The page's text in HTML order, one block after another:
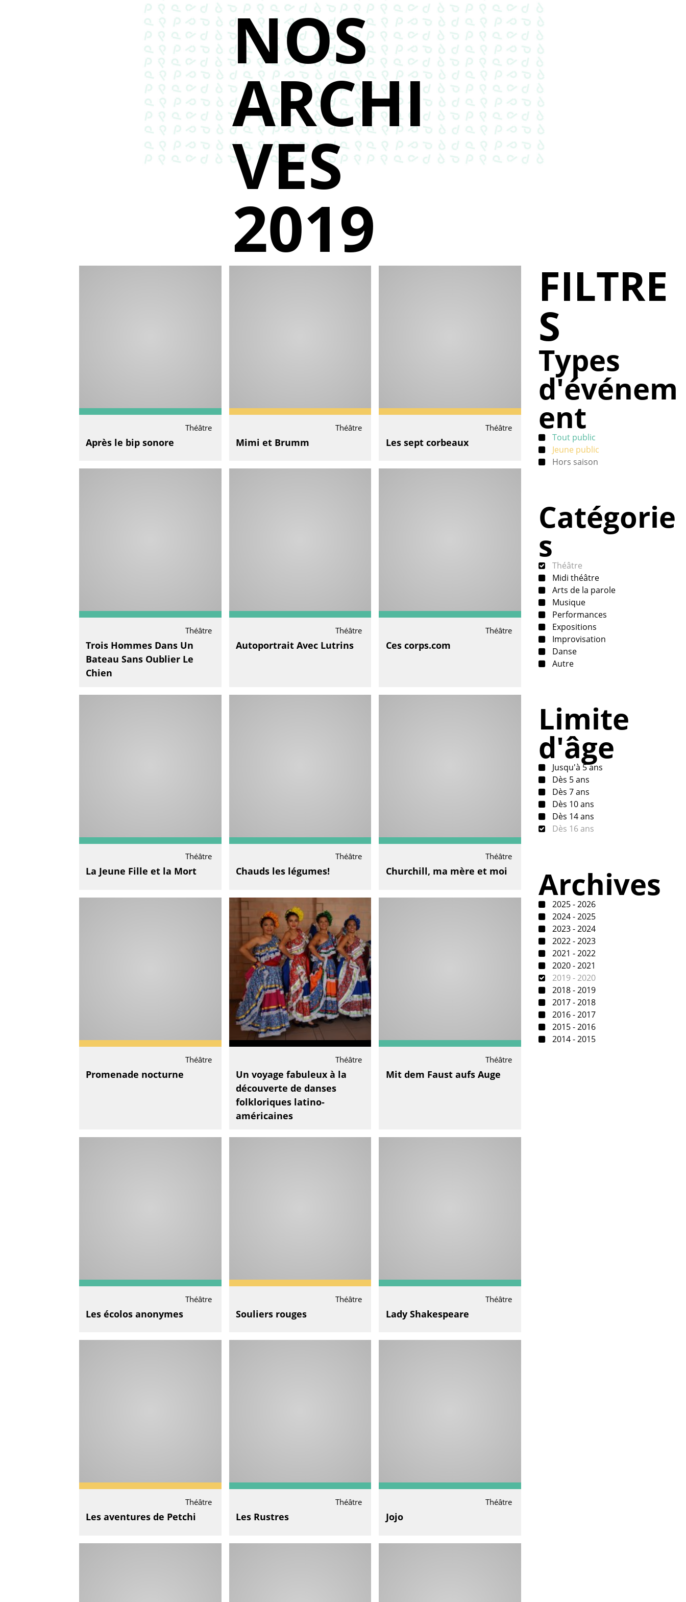
NOS
ARCHI
VES
2019
Théâtre
Après le bip sonore
Théâtre
Mimi et Brumm
Théâtre
Les sept corbeaux
Théâtre
Trois Hommes Dans Un
Bateau Sans Oublier Le
Chien
Théâtre
Autoportrait Avec Lutrins
Théâtre
Ces corps.com
Théâtre
La Jeune Fille et la Mort
Théâtre
Chauds les légumes!
Théâtre
Churchill, ma mère et moi
Théâtre
Promenade nocturne
Théâtre
Un voyage fabuleux à la
découverte de danses
folkloriques latino-
américaines
Théâtre
Mit dem Faust aufs Auge
Théâtre
Les écolos anonymes
Théâtre
Souliers rouges
Théâtre
Lady Shakespeare
Théâtre
Les aventures de Petchi
Théâtre
Les Rustres
Théâtre
Jojo
FILTRE
S
Types
d'événem
ent
Tout public
Jeune public
Hors saison
Catégorie
s
Théâtre
Midi théâtre
Arts de la parole
Musique
Performances
Expositions
Improvisation
Danse
Autre
Limite
d'âge
Jusqu'à 5 ans
Dès 5 ans
Dès 7 ans
Dès 10 ans
Dès 14 ans
Dès 16 ans
Archives
2025 - 2026
2024 - 2025
2023 - 2024
2022 - 2023
2021 - 2022
2020 - 2021
2019 - 2020
2018 - 2019
2017 - 2018
2016 - 2017
2015 - 2016
2014 - 2015